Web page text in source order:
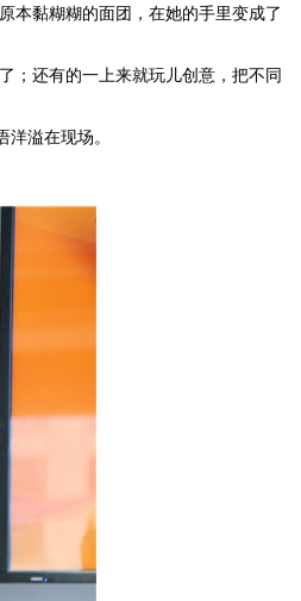
本黏糊糊的面团，在她的手里变成了
；还有的一上来就玩儿创意，把不同
溢在现场。